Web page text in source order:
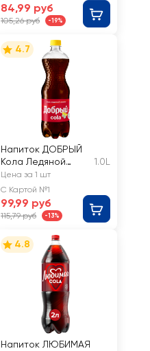
84,99 руб
105,26 руб -19%
4.7
Напиток ДОБРЫЙ
Кола Ледяной
лимон
ароматизированны
й
сильногазированн
ый
1.0L
Цена за 1 шт
С Картой №1
99,99 руб
115,79 руб -13%
4.8
Напиток ЛЮБИМАЯ